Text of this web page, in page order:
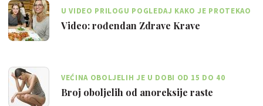
U VIDEO PRILOGU POGLEDAJ KAKO JE PROTEKAO
MOJ JUTARNJI ROĐENDANSKI PARTY
Video: rođendan Zdrave Krave
VEĆINA OBOLJELIH JE U DOBI OD 15 DO 40
GODINA STAROSTI, A 80 POSTO ČINE ŽENE
Broj oboljelih od anoreksije raste